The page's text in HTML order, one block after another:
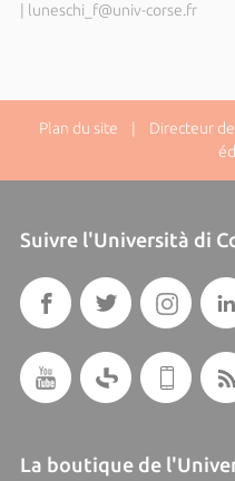
luneschi_f@univ-corse.fr
Plan du site | Directeur de
Suivre l'Università di
La boutique de